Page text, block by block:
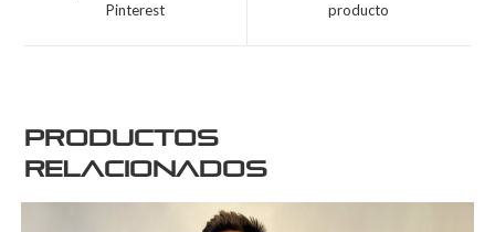
Pinterest
producto
Productos
relacionados